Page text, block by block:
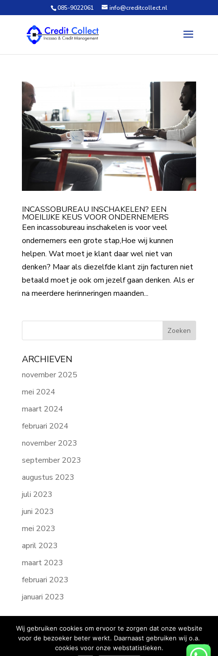
085-9022061 info@creditcollect.nl
INCASSOBUREAU INSCHAKELEN? EEN
MOEILIJKE KEUS VOOR ONDERNEMERS
Een incassobureau inschakelen is voor veel
ondernemers een grote stap,Hoe wij kunnen
helpen. Wat moet je klant daar wel niet van
denken? Maar als diezelfde klant zijn facturen niet
betaald moet je ook om jezelf gaan denken. Als er
na meerdere herinneringen maanden...
ARCHIEVEN
november 2025
mei 2024
maart 2024
februari 2024
november 2023
september 2023
augustus 2023
juli 2023
juni 2023
mei 2023
april 2023
maart 2023
februari 2023
januari 2023
Copyright © Credit Collect B.V.Algemene voorwaardenKvK nummer:
Wij gebruiken cookies om ervoor te zorgen dat onze website
voor de bezoeker beter werkt. Daarnaast gebruiken wij o.a.
cookies voor onze webstatistieken.